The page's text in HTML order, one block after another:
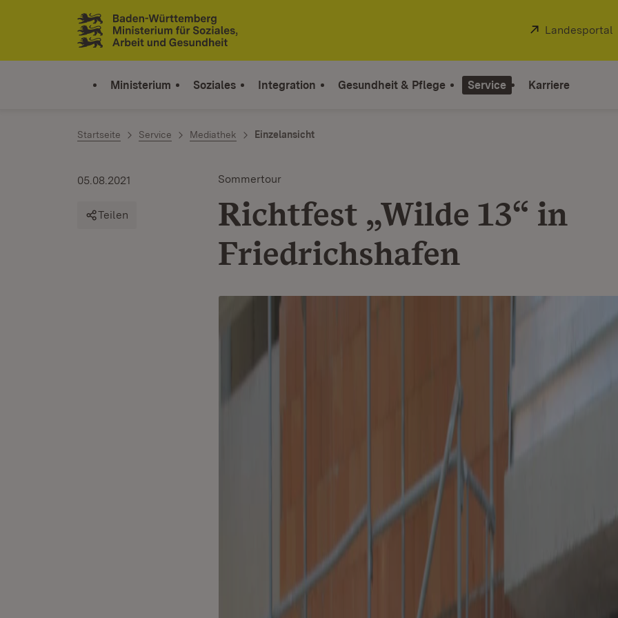
Zum Inhalt springen
Link zur Startseite
Extern:
Landesportal
Ministerium Soziales Integration Gesundheit & Pflege Service Karriere
Startseite Service Mediathek Einzelansicht
Sommertour
Richtfest „Wilde 13“ in
Friedrichshafen
05.08.2021
Teilen